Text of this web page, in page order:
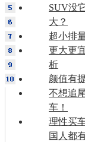
SUV没
大？
超小排
更大更
析
颜值有
不想追
车！
理性买
国人都